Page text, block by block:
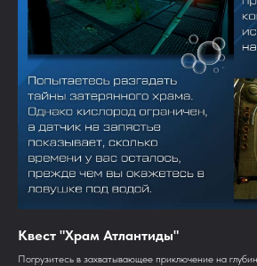
Квест "Храм Атлантиды"
Погрузитесь в захватывающее приключение на